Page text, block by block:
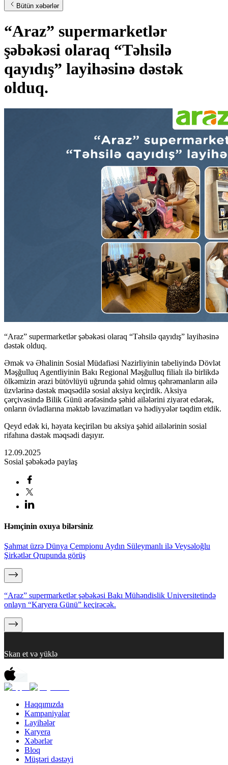
Bütün xəbərlər
“Araz” supermarketlər
şəbəkəsi olaraq “Təhsilə
qayıdış” layihəsinə dəstək
olduq.
“Araz” supermarketlər şəbəkəsi olaraq “Təhsilə qayıdış” layihəsinə
dəstək olduq.
Əmək və Əhalinin Sosial Müdafiəsi Nazirliyinin tabeliyində Dövlət
Məşğulluq Agentliyinin Bakı Regional Məşğulluq filialı ilə birlikdə
ölkəmizin ərazi bütövlüyü uğrunda şəhid olmuş qəhrəmanların ailə
üzvlərinə dəstək məqsədilə sosial aksiya keçirdik. Aksiya
çərçivəsində Bilik Günü ərəfəsində şəhid ailələrini ziyarət edərək,
onların övladlarına məktəb ləvazimatları və hədiyyələr təqdim etdik.
Qeyd edək ki, həyata keçirilən bu aksiya şəhid ailələrinin sosial
rifahına dəstək məqsədi daşıyır.
12.09.2025
Sosial şəbəkədə paylaş
Həmçinin oxuya bilərsiniz
Şahmat üzrə Dünya Çempionu Aydın Süleymanlı ilə Veysəloğlu
Şirkətlər Qrupunda görüş
“Araz” supermarketlər şəbəkəsi Bakı Mühəndislik Universitetində
onlayn “Karyera Günü” keçirəcək.
Skan et və yüklə
Haqqımızda
Kampaniyalar
Layihələr
Karyera
Xəbərlər
Bloq
Müştəri dəstəyi